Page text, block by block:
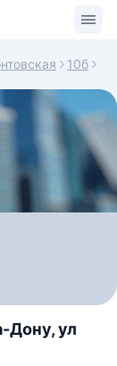
10б
Дону, ул